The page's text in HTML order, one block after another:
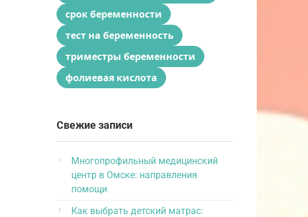
срок беременности
тест на беременность
триместры беременности
фолиевая кислота
Свежие записи
Многопрофильный медицинский
центр в Омске: направления
помощи
Как выбрать детский матрас: